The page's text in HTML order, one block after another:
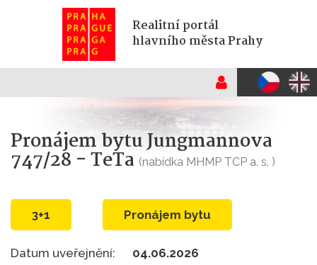
Realitní portál
hlavního města Prahy
Pronájem bytu Jungmannova
747/28 - TeTa (nabídka MHMP TCP a. s. )
3+1 Pronájem bytu
Datum uveřejnění: 04.06.2026